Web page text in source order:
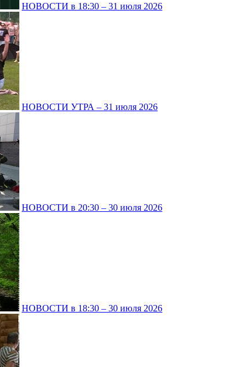
НОВОСТИ в 18:30 – 31 июля 2026
НОВОСТИ УТРА – 31 июля 2026
НОВОСТИ в 20:30 – 30 июля 2026
НОВОСТИ в 18:30 – 30 июля 2026